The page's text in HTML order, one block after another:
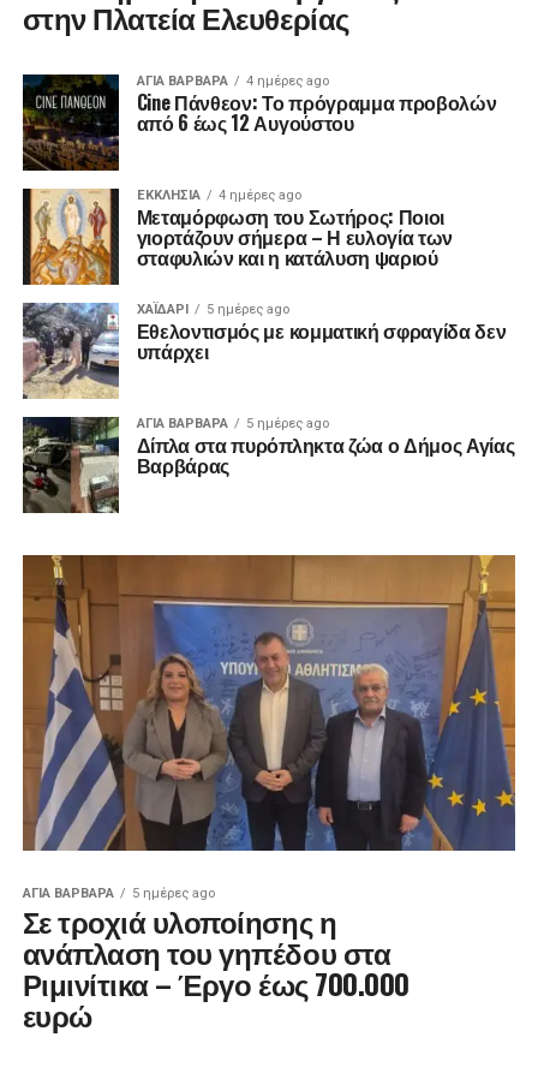
στην Πλατεία Ελευθερίας
ΑΓΙΑ ΒΑΡΒΑΡΑ 4 ημέρες ago
Cine Πάνθεον: Το πρόγραμμα προβολών
από 6 έως 12 Αυγούστου
ΕΚΚΛΗΣΊΑ 4 ημέρες ago
Μεταμόρφωση του Σωτήρος: Ποιοι
γιορτάζουν σήμερα – Η ευλογία των
σταφυλιών και η κατάλυση ψαριού
ΧΑΪΔΑΡΙ 5 ημέρες ago
Εθελοντισμός με κομματική σφραγίδα δεν
υπάρχει
ΑΓΙΑ ΒΑΡΒΑΡΑ 5 ημέρες ago
Δίπλα στα πυρόπληκτα ζώα ο Δήμος Αγίας
Βαρβάρας
ΑΓΙΑ ΒΑΡΒΑΡΑ 5 ημέρες ago
Σε τροχιά υλοποίησης η
ανάπλαση του γηπέδου στα
Ριμινίτικα – Έργο έως 700.000
ευρώ